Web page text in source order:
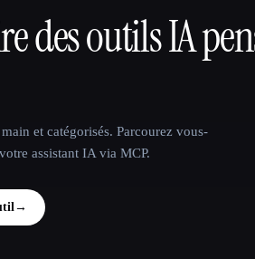
des outils IA
et catégorisés. Parcourez vous-
assistant IA via MCP.
→